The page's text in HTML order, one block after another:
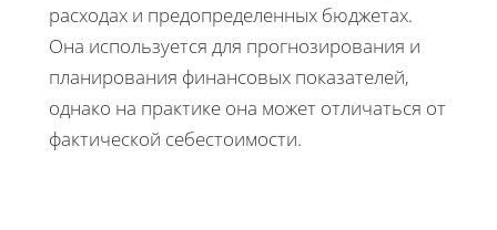
расходах и предопределенных бюджетах.
Она используется для прогнозирования и
планирования финансовых показателей,
однако на практике она может отличаться от
фактической себестоимости.